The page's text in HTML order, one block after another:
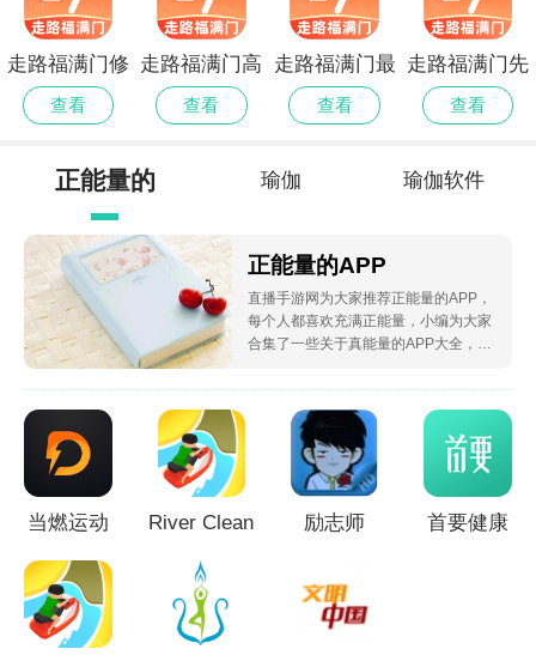
走路福满门修
改版
查看
走路福满门高
画质版
查看
走路福满门最
新版
查看
走路福满门先
行服
查看
正能量的
APP
瑜伽 瑜伽软件
正能量的APP
直播手游网为大家推荐正能量的APP，
每个人都喜欢充满正能量，小编为大家
合集了一些关于真能量的APP大全，如
来下载吧，让负面情绪说拜拜。
当燃运动 River Clean 励志师 首要健康